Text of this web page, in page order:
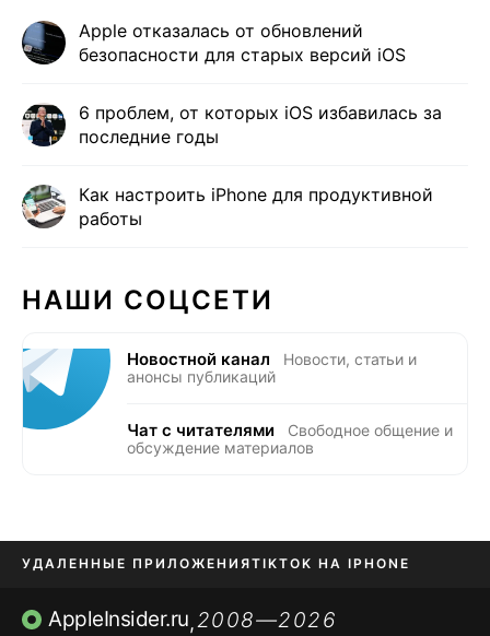
Apple отказалась от обновлений
безопасности для старых версий iOS
6 проблем, от которых iOS избавилась за
последние годы
Как настроить iPhone для продуктивной
работы
НАШИ СОЦСЕТИ
Новостной канал
Новости, статьи и
анонсы публикаций
Чат с читателями
Свободное общение и
обсуждение материалов
УДАЛЕННЫЕ ПРИЛОЖЕНИЯTIKTOK НА IPHONE
ПРИЛОЖЕНИЯ БЕЗ APP STORE
AppleInsider.ru,2008—2026